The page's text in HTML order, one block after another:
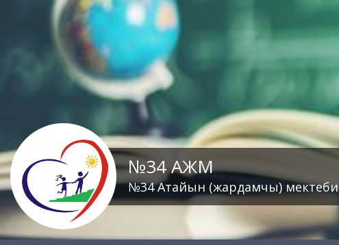
№34 АЖМ
№34 Атайын (жардамчы) мектеби